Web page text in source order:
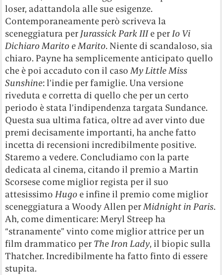
loser, adattandola alle sue esigenze.
Contemporaneamente però scriveva la
sceneggiatura per Jurassick Park IIIe perIo Vi
Dichiaro Marito e Marito. Niente di scandaloso, sia
chiaro. Payne ha semplicemente anticipato quello
che è poi accaduto con il casoMy Little Miss
Sunshine: l’indie per famiglie. Una versione
riveduta e corretta di quello che per un certo
periodo è stata l’indipendenza targata Sundance.
Questa sua ultima fatica, oltre ad aver vinto due
premi decisamente importanti, ha anche fatto
incetta di recensioni incredibilmente positive.
Staremo a vedere. Concludiamo con la parte
dedicata al cinema, citando il premio a Martin
Scorsese come miglior regista per il suo
attesissimoHugo e infine il premio come miglior
sceneggiatura a Woody Allen perMidnight in Paris.
Ah, come dimenticare: Meryl Streep ha
“stranamente” vinto come miglior attrice per un
film drammatico per The Iron Lady, il biopic sulla
Thatcher. Incredibilmente ha fatto finto di essere
stupita.